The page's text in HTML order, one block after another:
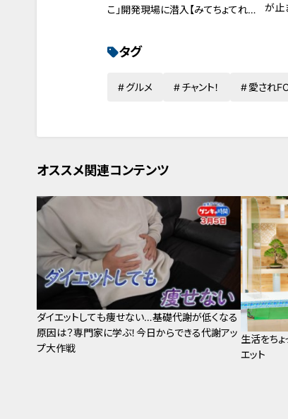
こ」開発現場に潜入【みてちょてれび
が止
タグ
グルメ チャント！ 愛され
オススメ関連コンテンツ
ダイエットしても痩せない…基礎代謝が低くなる
原因は？専門家に学ぶ！今日からできる代謝アッ
プ大作戦
生活をち
エット